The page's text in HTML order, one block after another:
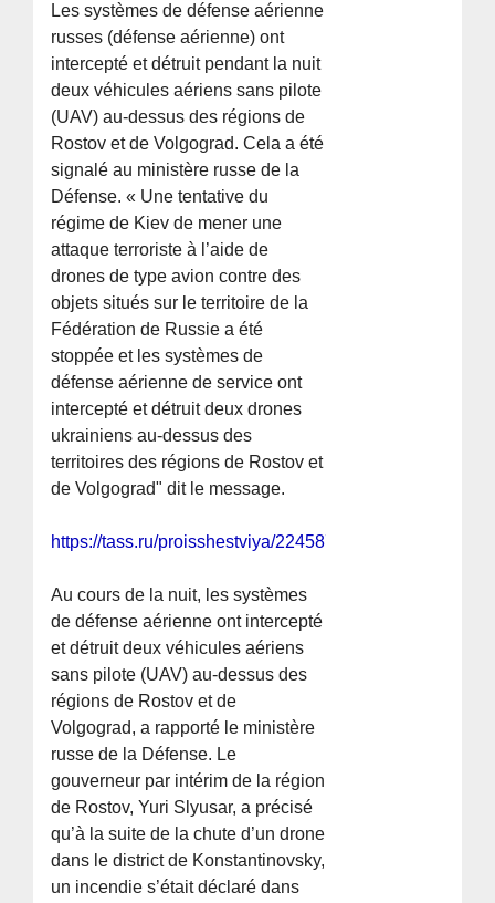
Les systèmes de défense aérienne
russes (défense aérienne) ont
intercepté et détruit pendant la nuit
deux véhicules aériens sans pilote
(UAV) au-dessus des régions de
Rostov et de Volgograd. Cela a été
signalé au ministère russe de la
Défense. « Une tentative du
régime de Kiev de mener une
attaque terroriste à l’aide de
drones de type avion contre des
objets situés sur le territoire de la
Fédération de Russie a été
stoppée et les systèmes de
défense aérienne de service ont
intercepté et détruit deux drones
ukrainiens au-dessus des
territoires des régions de Rostov et
de Volgograd" dit le message.
https://tass.ru/proisshestviya/22458757
Au cours de la nuit, les systèmes
de défense aérienne ont intercepté
et détruit deux véhicules aériens
sans pilote (UAV) au-dessus des
régions de Rostov et de
Volgograd, a rapporté le ministère
russe de la Défense. Le
gouverneur par intérim de la région
de Rostov, Yuri Slyusar, a précisé
qu’à la suite de la chute d’un drone
dans le district de Konstantinovsky,
un incendie s’était déclaré dans